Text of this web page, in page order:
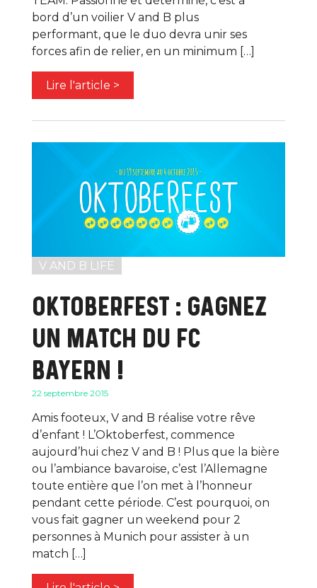
bord d’un voilier V and B plus
performant, que le duo devra unir ses
forces afin de relier, en un minimum […]
Lire l'article >
V AND B LIFE
OKTOBERFEST : GAGNEZ
UN MATCH DU FC
BAYERN !
22 septembre 2015
Amis footeux, V and B réalise votre rêve
d’enfant ! L’Oktoberfest, commence
aujourd’hui chez V and B ! Plus que la bière
ou l’ambiance bavaroise, c’est l’Allemagne
toute entière que l’on met à l’honneur
pendant cette période. C’est pourquoi, on
vous fait gagner un weekend pour 2
personnes à Munich pour assister à un
match […]